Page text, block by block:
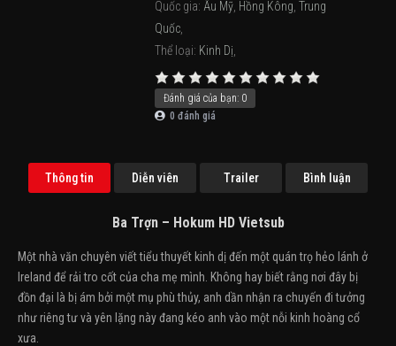
Quốc gia: Âu Mỹ Hồng Kông Trung
Quốc
Thể loại: Kinh Dị
Đánh giá của bạn: 0
0 đánh giá
Thông tin Diễn viên Trailer Bình luận
Ba Trợn – Hokum HD Vietsub
Một nhà văn chuyên viết tiểu thuyết kinh dị đến một quán trọ hẻo lánh ở
Ireland để rải tro cốt của cha mẹ mình. Không hay biết rằng nơi đây bị
đồn đại là bị ám bởi một mụ phù thủy, anh dần nhận ra chuyến đi tưởng
như riêng tư và yên lặng này đang kéo anh vào một nỗi kinh hoàng cổ
xưa.